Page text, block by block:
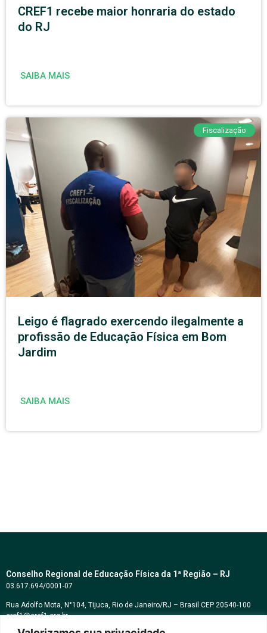
CREF1 recebe maior honraria do estado
do RJ
SAIBA MAIS
Fiscalização
Leigo é flagrado exercendo ilegalmente a
profissão de Educação Física em Bom
Jardim
SAIBA MAIS
Conselho Regional de Educação Física da 1ª Região – RJ
03.617.694/0001-07
Rua Adolfo Mota, N°104, Tijuca, Rio de Janeiro/RJ – Brasil CEP 20540-100
cref1@cref1.org.br